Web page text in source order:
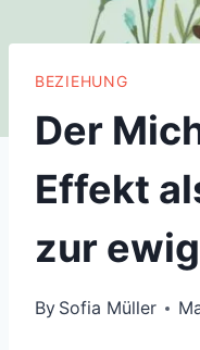
BEZIEHUNG
Der
Effekt
zur
By Sofia Müller